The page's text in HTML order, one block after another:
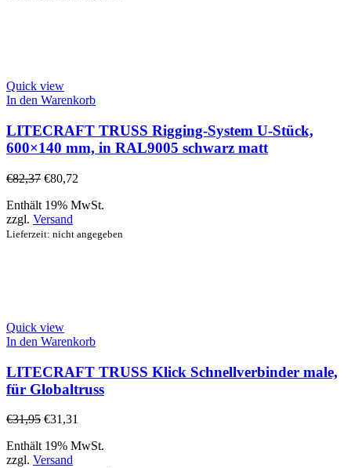
Quick view
In den Warenkorb
LITECRAFT TRUSS Rigging-System U-Stück,
600×140 mm, in RAL9005 schwarz matt
€82,37 €80,72
Enthält 19% MwSt.
zzgl. Versand
Lieferzeit: nicht angegeben
Quick view
In den Warenkorb
LITECRAFT TRUSS Klick Schnellverbinder male,
für Globaltruss
€31,95 €31,31
Enthält 19% MwSt.
zzgl. Versand